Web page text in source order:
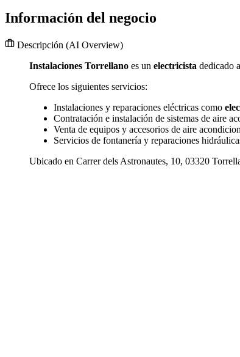
Información del negocio
Descripción (AI Overview)
Instalaciones Torrellano es un electricista dedicado
Ofrece los siguientes servicios:
Instalaciones y reparaciones eléctricas como
Contratación e instalación de sistemas de aire
Venta de equipos y accesorios de aire
Servicios de fontanería y reparaciones
Ubicado en Carrer dels Astronautes, 10, 03320